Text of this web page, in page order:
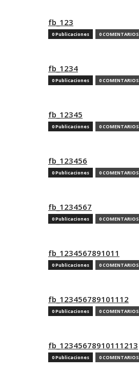
fb_123
0 Publicaciones 0 COMENTARIOS
fb_1234
0 Publicaciones 0 COMENTARIOS
fb_12345
0 Publicaciones 0 COMENTARIOS
fb_123456
0 Publicaciones 0 COMENTARIOS
fb_1234567
0 Publicaciones 0 COMENTARIOS
fb_1234567891011
0 Publicaciones 0 COMENTARIOS
fb_123456789101112
0 Publicaciones 0 COMENTARIOS
fb_12345678910111213
0 Publicaciones 0 COMENTARIOS